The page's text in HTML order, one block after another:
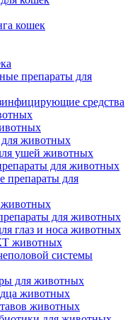
кошек
препараты для
средства
для животных
ушей животных
для животных
препараты для
животных
для животных
глаз и носа животных
животных
системы
для животных
животных
животных